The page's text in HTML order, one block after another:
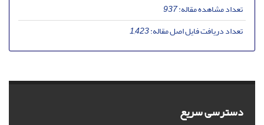
تعداد مشاهده مقاله:937
تعداد دریافت فایل اصل مقاله:1,423
دسترسی سریع